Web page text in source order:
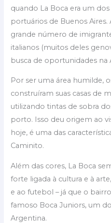
quando La Boca era um
portuários de Buenos
grande número de
italianos (muitos deles
busca de oportunidades na
Por ser uma área humilde,
construíram suas casas de
utilizando tintas de sobra
porto. Isso deu origem ao
hoje, é uma das
Caminito.
Além das cores, La Boca
forte ligada à cultura e à
e ao futebol – já que o
famoso Boca Juniors, um
Argentina.